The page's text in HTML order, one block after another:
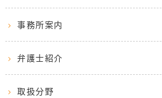
事務所案内
弁護士紹介
取扱分野